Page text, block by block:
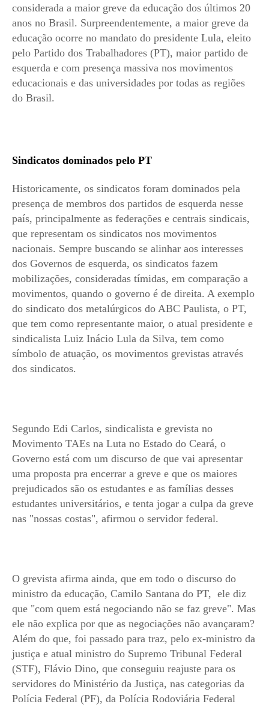
considerada a maior greve da educação dos últimos 20
anos no Brasil. Surpreendentemente, a maior greve da
educação ocorre no mandato do presidente Lula, eleito
pelo Partido dos Trabalhadores (PT), maior partido de
esquerda e com presença massiva nos movimentos
educacionais e das universidades por todas as regiões
do Brasil.
Sindicatos dominados pelo PT
Historicamente, os sindicatos foram dominados pela
presença de membros dos partidos de esquerda nesse
país, principalmente as federações e centrais sindicais,
que representam os sindicatos nos movimentos
nacionais. Sempre buscando se alinhar aos interesses
dos Governos de esquerda, os sindicatos fazem
mobilizações, consideradas tímidas, em comparação a
movimentos, quando o governo é de direita. A exemplo
do sindicato dos metalúrgicos do ABC Paulista, o PT,
que tem como representante maior, o atual presidente e
sindicalista Luiz Inácio Lula da Silva, tem como
símbolo de atuação, os movimentos grevistas através
dos sindicatos.
Segundo Edi Carlos, sindicalista e grevista no
Movimento TAEs na Luta no Estado do Ceará, o
Governo está com um discurso de que vai apresentar
uma proposta pra encerrar a greve e que os maiores
prejudicados são os estudantes e as famílias desses
estudantes universitários, e tenta jogar a culpa da greve
nas "nossas costas", afirmou o servidor federal.
O grevista afirma ainda, que em todo o discurso do
ministro da educação, Camilo Santana do PT, ele diz
que "com quem está negociando não se faz greve". Mas
ele não explica por que as negociações não avançaram?
Além do que, foi passado para traz, pelo ex-ministro da
justiça e atual ministro do Supremo Tribunal Federal
(STF), Flávio Dino, que conseguiu reajuste para os
servidores do Ministério da Justiça, nas categorias da
Polícia Federal (PF), da Polícia Rodoviária Federal